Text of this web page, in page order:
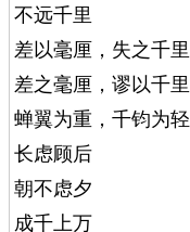
不远千里
差以毫厘，失之千里
差之毫厘，谬以千里
蝉翼为重，千钧为轻
长虑顾后
朝不虑夕
成千上万